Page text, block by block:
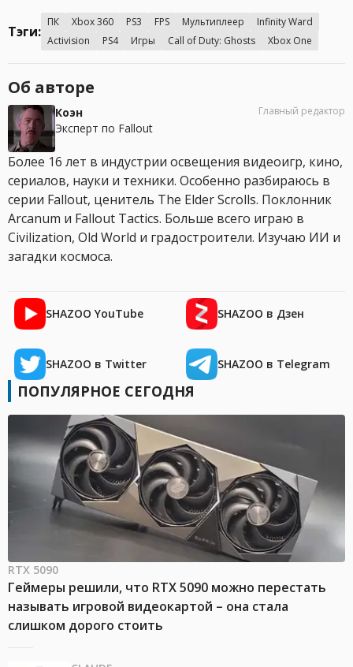
Тэги:
ПК Xbox 360 PS3 FPS Мультиплеер
Infinity Ward
Activision
PS4 Игры Call of Duty: Ghosts Xbox One
Об авторе
Коэн
Эксперт по Fallout
Главный редактор
Более 16 лет в индустрии освещения видеоигр, кино,
сериалов, науки и техники. Особенно разбираюсь в
серии Fallout, ценитель The Elder Scrolls. Поклонник
Arcanum и Fallout Tactics. Больше всего играю в
Civilization, Old World и градостроители. Изучаю ИИ и
загадки космоса.
SHAZOO YouTube SHAZOO в Дзен
SHAZOO в Twitter SHAZOO в Telegram
ПОПУЛЯРНОЕ СЕГОДНЯ
RTX 5090
Геймеры решили, что RTX 5090 можно перестать
называть игровой видеокартой – она стала
слишком дорого стоить